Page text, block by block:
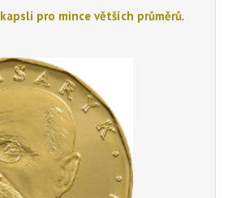
kapsli pro mince větších průměrů.